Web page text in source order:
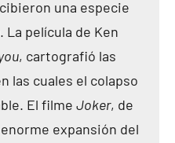
una especie
película de Ken
, cartografió las
las cuales el colapso
El filme Joker, de
expansión del